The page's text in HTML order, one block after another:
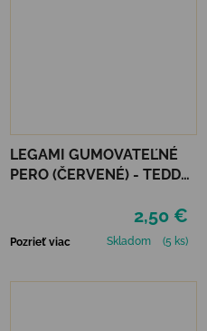
LEGAMI GUMOVATEĽNÉ
PERO (ČERVENÉ) - TEDDY
2,50 €
Pozrieť viac Skladom (5 ks)